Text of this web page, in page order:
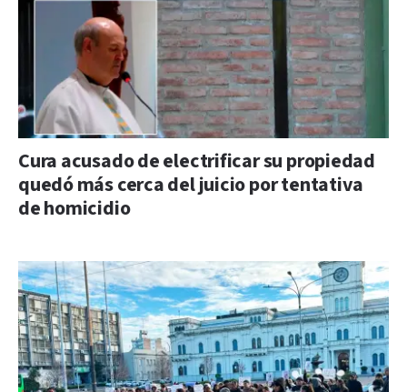
Cura acusado de electrificar su propiedad
quedó más cerca del juicio por tentativa
de homicidio